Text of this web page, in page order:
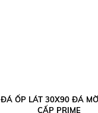
ĐÁ ỐP LÁT 30X90 ĐÁ